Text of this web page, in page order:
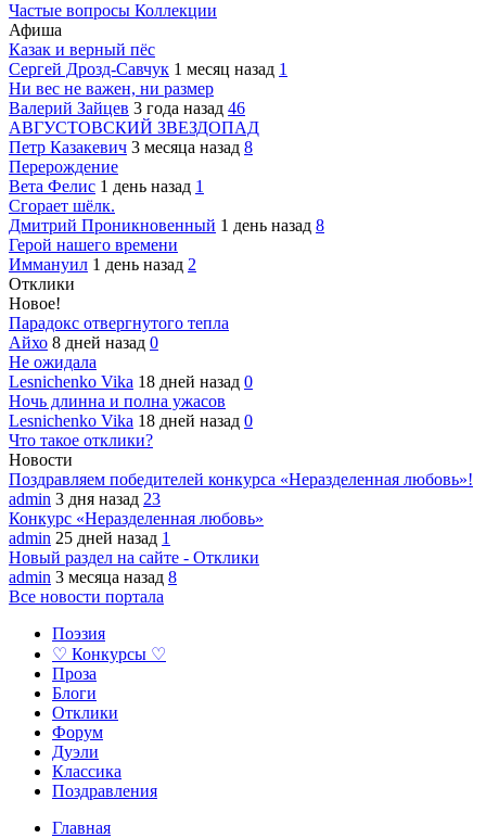
Частые вопросы Коллекции
Афиша
Казак и верный пёс
Сергей Дрозд-Савчук 1 месяц назад 1
Ни вес не важен, ни размер
Валерий Зайцев 3 года назад 46
АВГУСТОВСКИЙ ЗВЕЗДОПАД
Петр Казакевич 3 месяца назад 8
Перерождение
Вета Фелис 1 день назад 1
Сгорает шёлк.
Дмитрий Проникновенный 1 день назад 8
Герой нашего времени
Иммануил 1 день назад 2
Отклики
Новое!
Парадокс отвергнутого тепла
Айхо 8 дней назад 0
Не ожидала
Lesnichenko Vika 18 дней назад 0
Ночь длинна и полна ужасов
Lesnichenko Vika 18 дней назад 0
Что такое отклики?
Новости
Поздравляем победителей конкурса «Неразделенная любовь»!
admin 3 дня назад 23
Конкурс «Неразделенная любовь»
admin 25 дней назад 1
Новый раздел на сайте - Отклики
admin 3 месяца назад 8
Все новости портала
Поэзия
♡ Конкурсы ♡
Проза
Блоги
Отклики
Форум
Дуэли
Классика
Поздравления
Главная